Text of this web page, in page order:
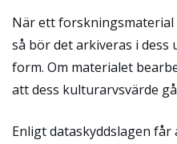
När ett
så bör det arkiveras i
form. Om materialet
att dess kulturarvsvärde
Enligt dataskyddslagen